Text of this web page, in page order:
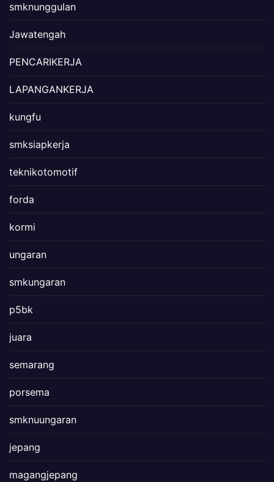
smknunggulan
Jawatengah
PENCARIKERJA
LAPANGANKERJA
kungfu
smksiapkerja
teknikotomotif
forda
kormi
ungaran
smkungaran
p5bk
juara
semarang
porsema
smknuungaran
jepang
magangjepang